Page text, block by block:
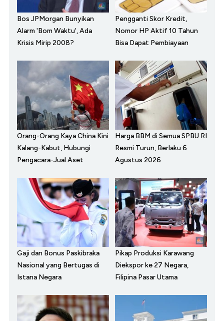
Bos JPMorgan Bunyikan
Alarm 'Bom Waktu', Ada
Krisis Mirip 2008?
Pengganti Skor Kredit,
Nomor HP Aktif 10 Tahun
Bisa Dapat Pembiayaan
Orang-Orang Kaya China Kini
Kalang-Kabut, Hubungi
Pengacara-Jual Aset
Harga BBM di Semua SPBU RI
Resmi Turun, Berlaku 6
Agustus 2026
Gaji dan Bonus Paskibraka
Nasional yang Bertugas di
Istana Negara
Pikap Produksi Karawang
Diekspor ke 27 Negara,
Filipina Pasar Utama